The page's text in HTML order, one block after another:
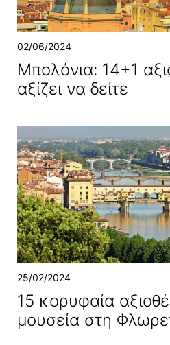
02/06/2024
Μπολόνια: 14+1
αξίζει να δείτε
25/02/2024
15 κορυφαία
μουσεία στη